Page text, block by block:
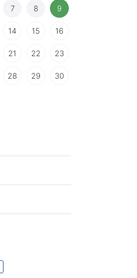
7 8 9
14 15 16
21 22 23
28 29 30